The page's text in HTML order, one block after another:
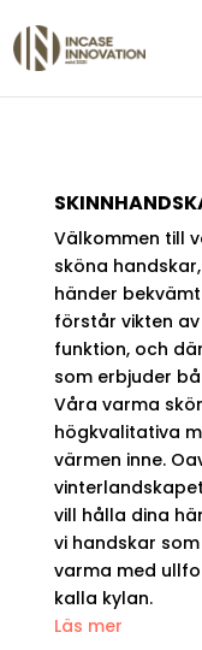
Välkommen till
sköna
händer
förstår vikten
funktion, och
som erbjuder
Våra varma
högkvalitativa
värmen inne.
vill hålla dina
vi handskar
varma med
kalla kylan.
Läs mer